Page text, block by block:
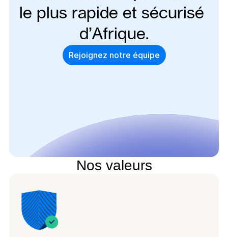
le plus rapide et sécurisé
d’Afrique.
Rejoignez notre équipe
Nos valeurs